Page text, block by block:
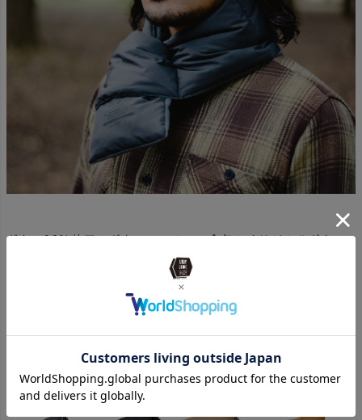
ダウン90%使用のダウンマフラー。今年のオリジナルダウン
マフラーは、裏側をフリース素材に変更で、より首元を暖かく